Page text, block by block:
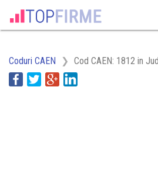
Coduri CAEN Cod CAEN: 1812 in